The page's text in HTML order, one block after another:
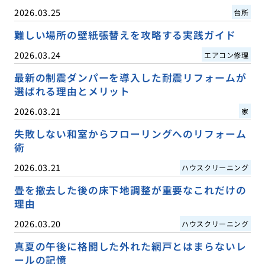
2026.03.25 台所
難しい場所の壁紙張替えを攻略する実践ガイド
2026.03.24 エアコン修理
最新の制震ダンパーを導入した耐震リフォームが
選ばれる理由とメリット
2026.03.21 家
失敗しない和室からフローリングへのリフォーム
術
2026.03.21 ハウスクリーニング
畳を撤去した後の床下地調整が重要なこれだけの
理由
2026.03.20 ハウスクリーニング
真夏の午後に格闘した外れた網戸とはまらないレ
ールの記憶